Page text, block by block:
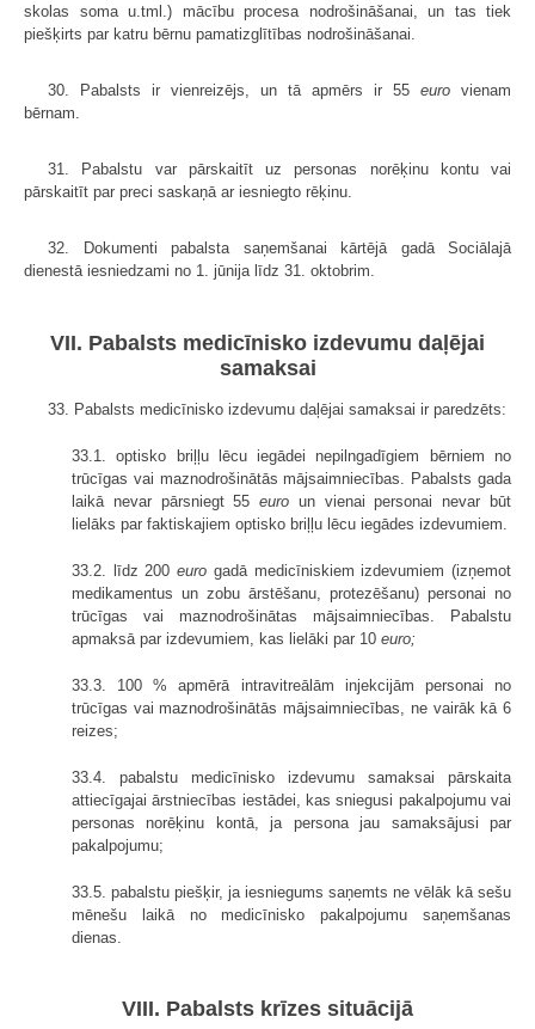
skolas soma u.tml.) mācību procesa nodrošināšanai, un tas tiek
piešķirts par katru bērnu pamatizglītības nodrošināšanai.
30. Pabalsts ir vienreizējs, un tā apmērs ir 55 euro vienam
bērnam.
31. Pabalstu var pārskaitīt uz personas norēķinu kontu vai
pārskaitīt par preci saskaņā ar iesniegto rēķinu.
32. Dokumenti pabalsta saņemšanai kārtējā gadā Sociālajā
dienestā iesniedzami no 1. jūnija līdz 31. oktobrim.
VII. Pabalsts medicīnisko izdevumu daļējai
samaksai
33. Pabalsts medicīnisko izdevumu daļējai samaksai ir paredzēts:
33.1. optisko briļļu lēcu iegādei nepilngadīgiem bērniem no
trūcīgas vai maznodrošinātās mājsaimniecības. Pabalsts gada
laikā nevar pārsniegt 55euro un vienai personai nevar būt
lielāks par faktiskajiem optisko briļļu lēcu iegādes izdevumiem.
33.2. līdz 200euro gadā medicīniskiem izdevumiem (izņemot
medikamentus un zobu ārstēšanu, protezēšanu) personai no
trūcīgas vai maznodrošinātas mājsaimniecības. Pabalstu
apmaksā par izdevumiem, kas lielāki par 10 euro;
33.3. 100 % apmērā intravitreālām injekcijām personai no
trūcīgas vai maznodrošinātās mājsaimniecības, ne vairāk kā 6
reizes;
33.4. pabalstu medicīnisko izdevumu samaksai pārskaita
attiecīgajai ārstniecības iestādei, kas sniegusi pakalpojumu vai
personas norēķinu kontā, ja persona jau samaksājusi par
pakalpojumu;
33.5. pabalstu piešķir, ja iesniegums saņemts ne vēlāk kā sešu
mēnešu laikā no medicīnisko pakalpojumu saņemšanas
dienas.
VIII. Pabalsts krīzes situācijā